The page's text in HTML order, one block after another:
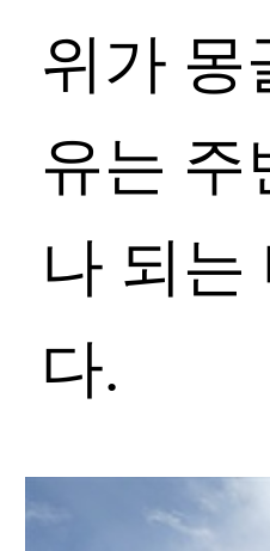
위가 몽
유는 주
나 되는
다.